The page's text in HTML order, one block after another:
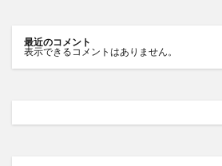
最近のコメント
表示できるコメントはありません。